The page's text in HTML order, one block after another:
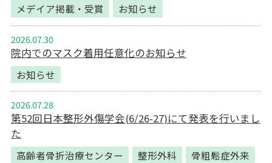
メデイア掲載・受賞 お知らせ
院内でのマスク着用任意化のお知らせ
2026.07.30
お知らせ
第52回日本整形外傷学会(6/26-27)にて発表を行いまし
た
2026.07.28
高齢者骨折治療センター 整形外科 骨粗鬆症外来